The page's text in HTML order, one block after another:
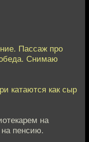
Пассаж про
Снимаю
катаются как сыр
на
пенсию.